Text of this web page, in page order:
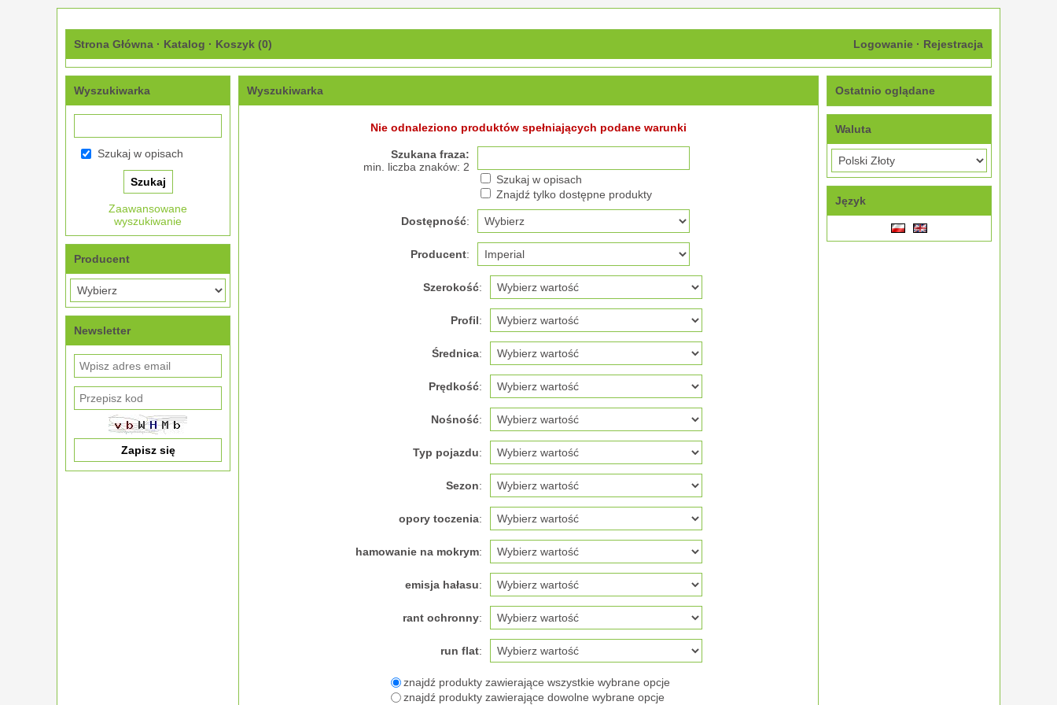
Strona Główna · Katalog · Koszyk (0) Logowanie · Rejestracja
Wyszukiwarka
Szukaj w opisach
Zaawansowane
wyszukiwanie
Producent
Newsletter
Wyszukiwarka
Nie odnaleziono produktów spełniających podane warunki
Szukana fraza:
min. liczba znaków: 2
Szukaj w opisach
Znajdź tylko dostępne produkty
Dostępność:
Producent:
Szerokość:
Profil:
Średnica:
Prędkość:
Nośność:
Typ pojazdu:
Sezon:
opory toczenia:
hamowanie na mokrym:
emisja hałasu:
rant ochronny:
run flat:
znajdź produkty zawierające wszystkie wybrane opcje
znajdź produkty zawierające dowolne wybrane opcje
Ostatnio oglądane
Waluta
Język